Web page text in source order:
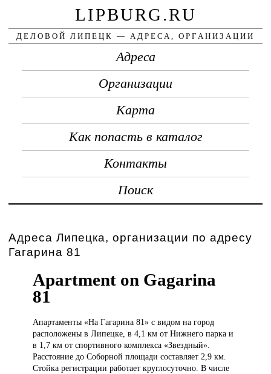
LIPBURG.RU
ДЕЛОВОЙ ЛИПЕЦК — АДРЕСА, ОРГАНИЗАЦИИ
Адреса
Организации
Карта
Как попасть в каталог
Контакты
Поиск
Адреса Липецка, организации по адресу
Гагарина 81
Apartment on Gagarina
81
Апартаменты «НаГагарина 81» с видом на город
расположены в Липецке, в 4,1 км от Нижнего парка и
в 1,7 км от спортивного комплекса «Звездный».
Расстояние до Соборной площади составляет 2,9 км.
Стойка регистрации работает круглосуточно. В числе